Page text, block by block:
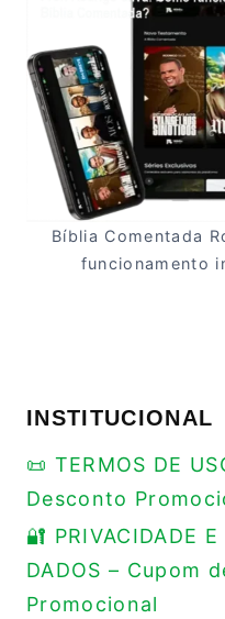
Bíblia Comentada
funcionamento
INSTITUCIONAL
📜 TERMOS DE
Desconto
🔐 PRIVACIDADE
DADOS – Cupom
Promocional